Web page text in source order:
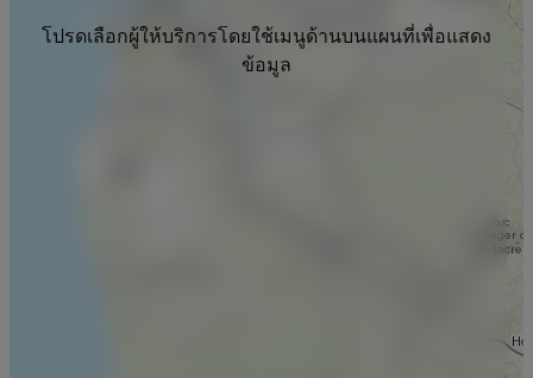
โปรดเลือกผู้ให้บริการโดยใช้เมนูด้านบนแผนที่เพื่อแสดง
ข้อมูล